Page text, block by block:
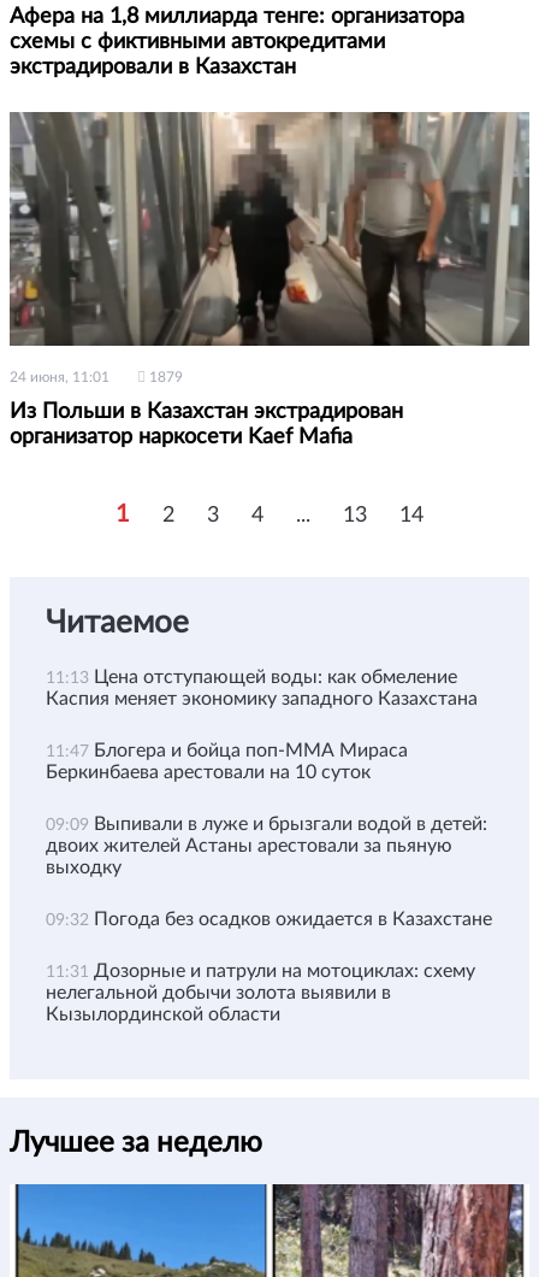
Афера на 1,8 миллиарда тенге: организатора
схемы с фиктивными автокредитами
экстрадировали в Казахстан
24 июня, 11:01 1879
Из Польши в Казахстан экстрадирован
организатор наркосети Kaef Mafia
1 2 3 4 ... 13 14
Читаемое
11:13 Цена отступающей воды: как обмеление
Каспия меняет экономику западного Казахстана
11:47 Блогера и бойца поп-ММА Мираса
Беркинбаева арестовали на 10 суток
09:09 Выпивали в луже и брызгали водой в детей:
двоих жителей Астаны арестовали за пьяную
выходку
09:32 Погода без осадков ожидается в Казахстане
11:31 Дозорные и патрули на мотоциклах: схему
нелегальной добычи золота выявили в
Кызылординской области
Лучшее за неделю